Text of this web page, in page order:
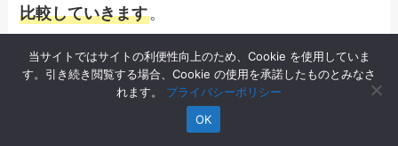
比較していきます。
サービス内容が異なるので、参考
程度にご覧ください
当サイトではサイトの利便性向上のため、Cookie を使用していま
す。引き続き閲覧する場合、Cookie の使用を承諾したものとみなさ
れます。 プライバシーポリシー
OK